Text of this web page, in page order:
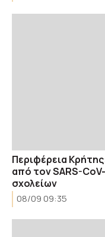
Περιφέρεια
από τον SARS-
σχολείων
08/09 09:35